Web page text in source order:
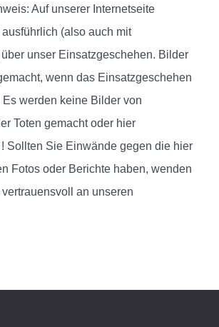
Auf unserer Internetseite
(also auch mit
unser Einsatzgeschehen. Bilder
wenn das Einsatzgeschehen
werden keine Bilder von
Toten gemacht oder hier
Sollten Sie Einwände gegen die hier
Fotos oder Berichte haben, wenden
an unseren